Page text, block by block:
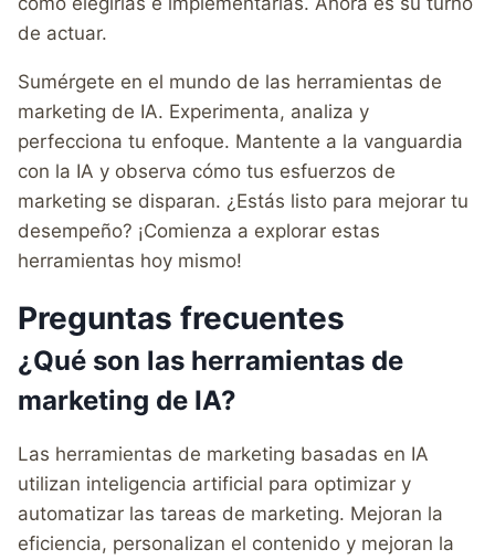
de actuar.
Sumérgete en el mundo de las herramientas de
marketing de IA. Experimenta, analiza y
perfecciona tu enfoque. Mantente a la vanguardia
con la IA y observa cómo tus esfuerzos de
marketing se disparan. ¿Estás listo para mejorar tu
desempeño? ¡Comienza a explorar estas
herramientas hoy mismo!
Preguntas frecuentes
¿Qué son las herramientas de
marketing de IA?
Las herramientas de marketing basadas en IA
utilizan inteligencia artificial para optimizar y
automatizar las tareas de marketing. Mejoran la
eficiencia, personalizan el contenido y mejoran la